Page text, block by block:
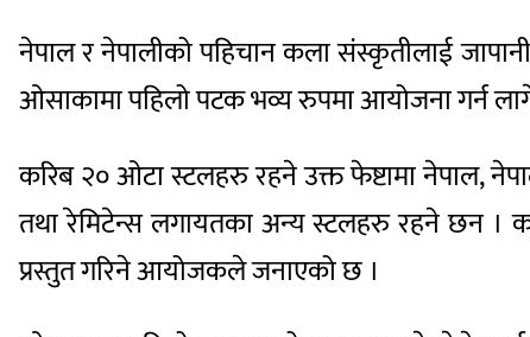
नेपाल र नेपालीको पहिचान कला संस्कृतीलाई
ओसाकामा पहिलो पटक भव्य रुपमा आयोजना गर्न
करिब २० ओटा स्टलहरु रहने उक्त फेष्टामा नेपाल,
तथा रेमिटेन्स लगायतका अन्य स्टलहरु रहने छन ।
प्रस्तुत गरिने आयोजकले जनाएको छ ।